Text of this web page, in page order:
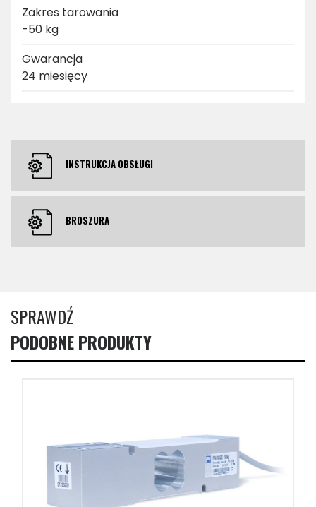
Zakres tarowania
-50 kg
Gwarancja
24 miesięcy
INSTRUKCJA OBSŁUGI
BROSZURA
SPRAWDŹ
PODOBNE PRODUKTY